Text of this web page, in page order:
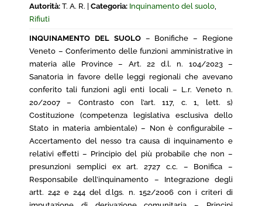
Autorità: T. A. R. | Categoria: Inquinamento del suolo,
Rifiuti
INQUINAMENTO DEL SUOLO– Bonifiche – Regione
Veneto – Conferimento delle funzioni amministrative in
materia alle Province – Art. 22 d.l. n. 104/2023 –
Sanatoria in favore delle leggi regionali che avevano
conferito tali funzioni agli enti locali – L.r. Veneto n.
20/2007 – Contrasto con l’art. 117, c. 1, lett. s)
Costituzione (competenza legislativa esclusiva dello
Stato in materia ambientale) – Non è configurabile –
Accertamento del nesso tra causa di inquinamento e
relativi effetti – Principio del più probabile che non –
presunzioni semplici ex art. 2727 c.c. – Bonifica –
Responsabile dell’inquinamento – Integrazione degli
artt. 242 e 244 del d.lgs. n. 152/2006 con i criteri di